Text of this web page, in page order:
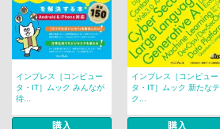
インプレス［コンピュー
タ・IT］ムック みんなが
待...
購入
インプレス［コンピュー
タ・IT］ムック 新たなテ
ク...
購入